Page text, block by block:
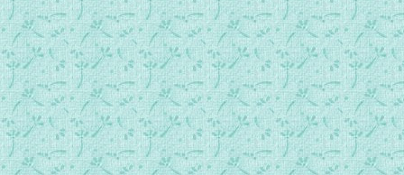
025.常年期第4周星期四日间祷.mp3
026.常年期第4周星期五日间祷.mp3
027.常年期第4周星期六日间祷.mp3
028.常年期第5周星期日日间祷.mp3
029.常年期第5周星期一日间祷.mp3
030.常年期第5周星期二日间祷.mp3